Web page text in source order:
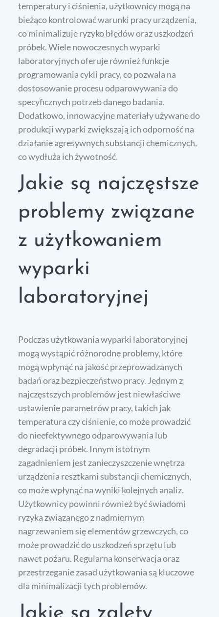
temperatury i ciśnienia, użytkownicy mogą na
bieżąco kontrolować warunki pracy urządzenia,
co minimalizuje ryzyko błędów oraz uszkodzeń
próbek. Wiele nowoczesnych wyparki
laboratoryjnych oferuje również funkcje
programowania cykli pracy, co pozwala na
dostosowanie procesu odparowywania do
specyficznych potrzeb danego badania.
Dodatkowo, innowacyjne materiały używane do
produkcji wyparki zwiększają ich odporność na
działanie agresywnych substancji chemicznych,
co wydłuża ich żywotność.
Jakie są najczęstsze
problemy związane
z użytkowaniem
wyparki
laboratoryjnej
Podczas użytkowania wyparki laboratoryjnej
mogą wystąpić różnorodne problemy, które
mogą wpłynąć na jakość przeprowadzanych
badań oraz bezpieczeństwo pracy. Jednym z
najczęstszych problemów jest niewłaściwe
ustawienie parametrów pracy, takich jak
temperatura czy ciśnienie, co może prowadzić
do nieefektywnego odparowywania lub
degradacji próbek. Innym istotnym
zagadnieniem jest zanieczyszczenie wnętrza
urządzenia resztkami substancji chemicznych,
co może wpłynąć na wyniki kolejnych analiz.
Użytkownicy powinni również być świadomi
ryzyka związanego z nadmiernym
nagrzewaniem się elementów grzewczych, co
może prowadzić do uszkodzeń sprzętu lub
nawet pożaru. Regularna konserwacja oraz
przestrzeganie zasad użytkowania są kluczowe
dla minimalizacji tych problemów.